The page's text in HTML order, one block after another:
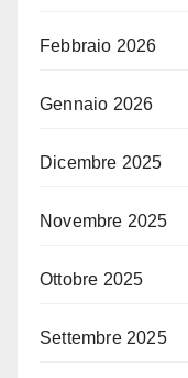
Febbraio 2026
Gennaio 2026
Dicembre 2025
Novembre 2025
Ottobre 2025
Settembre 2025